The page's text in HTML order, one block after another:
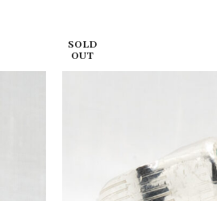
SOLD
OUT